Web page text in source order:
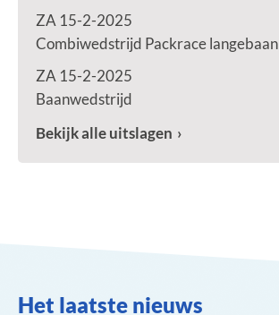
ZA 15-2-2025
Combiwedstrijd Packrace langebaan
ZA 15-2-2025
Baanwedstrijd
Bekijk alle uitslagen
Het laatste nieuws